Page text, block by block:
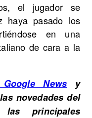
el jugador se
haya pasado los
en una
de cara a la
News y
novedades del
principales